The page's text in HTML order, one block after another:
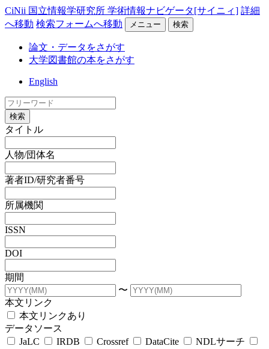
CiNii 国立情報学研究所 学術情報ナビゲータ[サイニィ] 詳細
へ移動 検索フォームへ移動 メニュー 検索
論文・データをさがす
大学図書館の本をさがす
English
検索
タイトル
人物/団体名
著者ID/研究者番号
所属機関
ISSN
DOI
期間
〜
本文リンク
本文リンクあり
データソース
JaLC
IRDB Crossref DataCite
NDLサーチ